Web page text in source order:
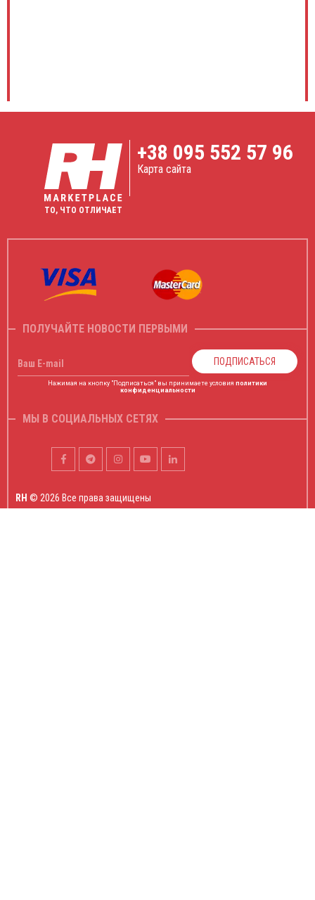
ТО, ЧТО ОТЛИЧАЕТ
+38 095 552 57 96
Карта сайта
ПОЛУЧАЙТЕ НОВОСТИ ПЕРВЫМИ
Ваш E-mail ПОДПИСАТЬСЯ
Нажимая на кнопку "Подписаться" вы принимаете условия политики
конфиденциальности
МЫ В СОЦИАЛЬНЫХ СЕТЯХ
RH © 2026 Все права защищены